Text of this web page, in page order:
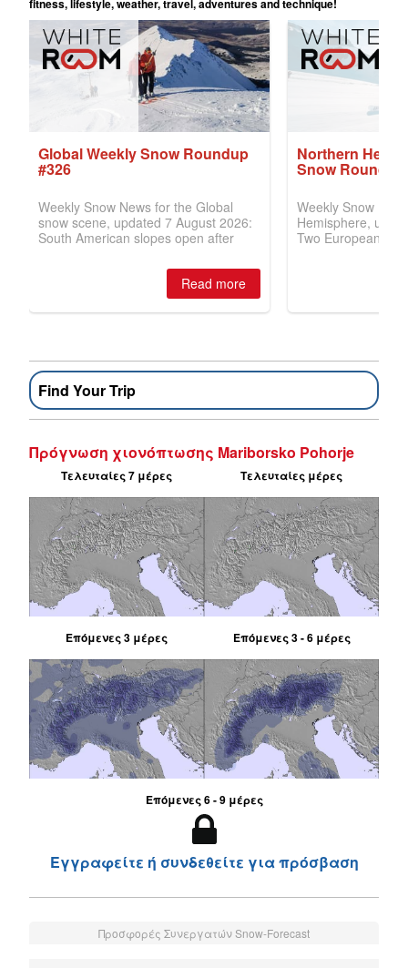
Find Your Trip
Πρόγνωση χιονόπτωσης Mariborsko Pohorje
Τελευταίες 7 μέρες Τελευταίες μέρες
Επόμενες 3 μέρες Επόμενες 3 - 6 μέρες
Επόμενες 6 - 9 μέρες
Εγγραφείτε ή συνδεθείτε για πρόσβαση
Προσφορές Συνεργατών Snow-Forecast